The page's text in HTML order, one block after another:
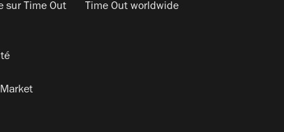
sur Time Out
Time Out worldwide